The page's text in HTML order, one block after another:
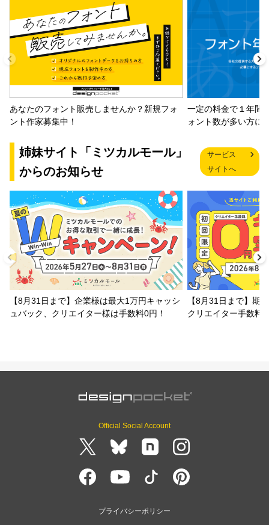
あなたのフォント販売しませんか？新規フォ
ント作家募集中！
一定の料金で１年間
ォント数が多い方に
姉妹サイト「ミツカルモール」
からのお知らせ
サービス
サイトへ
【8月31日まで】企業様は最大1万円キャッシ
ュバック、クリエイター様は手数料0円！
【8月31日まで】期
クリエイター手数料
Official Social Account
プライバシーポリシー